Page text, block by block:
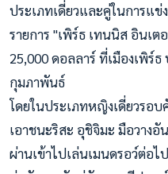
ประเภทเดี่ยวและคู่ในการแ
รายการ "เพิร์ธ เทนนิส อินเต
25,000 ดอลลาร์ ที่เมืองเพิร์
กุมภาพันธ์
โดยในประเภทหญิงเดี่ยวรอ
เอาชนะริสะ อุชิจิมะ มือวาง
ผ่านเข้าไปเล่นเมนดรอว์ต่อ